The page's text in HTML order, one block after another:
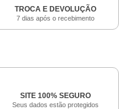
TROCA E DEVOLUÇÃO
7 dias após o recebimento
SITE 100% SEGURO
Seus dados estão protegidos